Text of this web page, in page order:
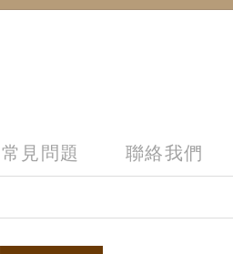
常見問題 聯絡我們